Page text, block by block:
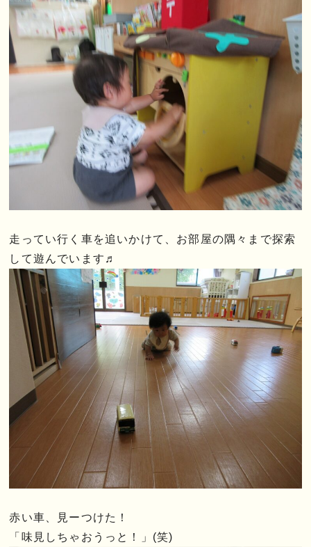
走ってい行く車を追いかけて、お部屋の隅々まで探索
して遊んでいます♬
赤い車、見ーつけた！
「味見しちゃおうっと！」(笑)